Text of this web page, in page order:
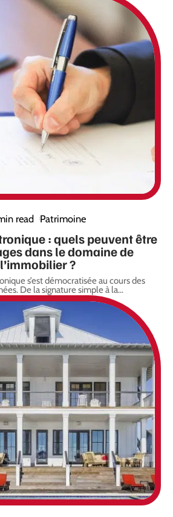
read Patrimoine
: quels peuvent être
dans le domaine de
l’immobilier ?
s’est démocratisée au cours des
De la signature simple à la…